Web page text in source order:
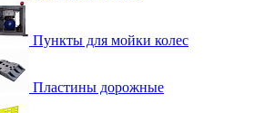
Пункты для мойки колес
Пластины дорожные